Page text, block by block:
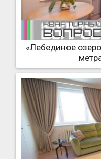
«Лебединое